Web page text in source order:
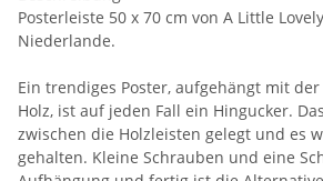
Posterleiste 50 x 70 cm von A Little
Niederlande.
Ein trendiges Poster, aufgehängt mit
Holz, ist auf jeden Fall ein Hingucker.
zwischen die Holzleisten gelegt und es
gehalten. Kleine Schrauben und eine